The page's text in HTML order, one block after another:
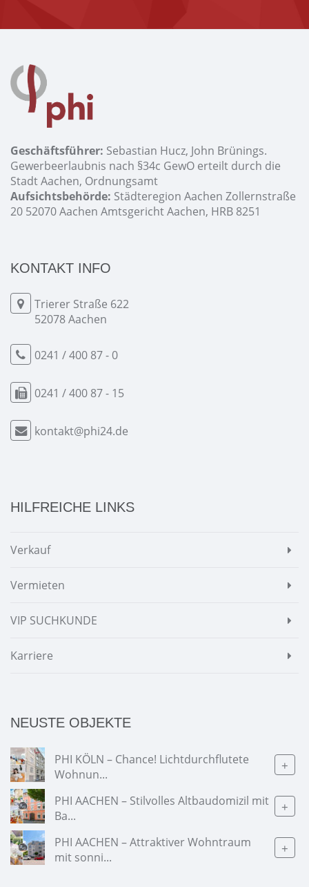
Geschäftsführer: Sebastian Hucz, John Brünings.
Gewerbeerlaubnis nach §34c GewO erteilt durch die
Stadt Aachen, Ordnungsamt
Aufsichtsbehörde: Städteregion Aachen Zollernstraße
20 52070 Aachen Amtsgericht Aachen, HRB 8251
KONTAKT INFO
Trierer Straße 622
52078 Aachen
0241 / 400 87 - 0
0241 / 400 87 - 15
kontakt@phi24.de
HILFREICHE LINKS
Verkauf
Vermieten
VIP SUCHKUNDE
Karriere
NEUSTE OBJEKTE
PHI KÖLN – Chance! Lichtdurchflutete
Wohnun...
+
PHI AACHEN – Stilvolles Altbaudomizil mit
Ba...
+
PHI AACHEN – Attraktiver Wohntraum
mit sonni...
+